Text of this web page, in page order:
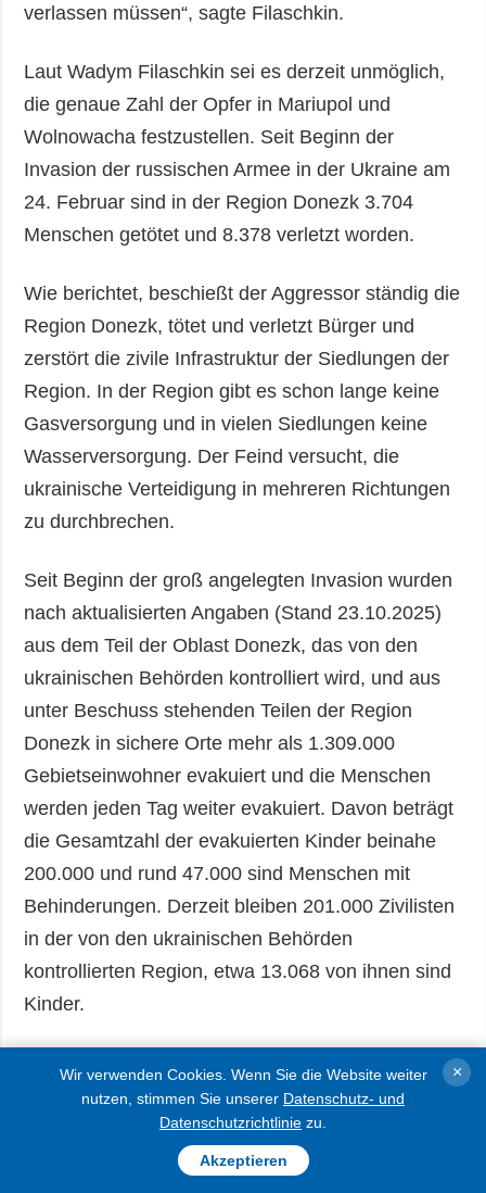
verlassen müssen“, sagte Filaschkin.
Laut Wadym Filaschkin sei es derzeit unmöglich,
die genaue Zahl der Opfer in Mariupol und
Wolnowacha festzustellen. Seit Beginn der
Invasion der russischen Armee in der Ukraine am
24. Februar sind in der Region Donezk 3.704
Menschen getötet und 8.378 verletzt worden.
Wie berichtet, beschießt der Aggressor ständig die
Region Donezk, tötet und verletzt Bürger und
zerstört die zivile Infrastruktur der Siedlungen der
Region. In der Region gibt es schon lange keine
Gasversorgung und in vielen Siedlungen keine
Wasserversorgung. Der Feind versucht, die
ukrainische Verteidigung in mehreren Richtungen
zu durchbrechen.
Seit Beginn der groß angelegten Invasion wurden
nach aktualisierten Angaben (Stand 23.10.2025)
aus dem Teil der Oblast Donezk, das von den
ukrainischen Behörden kontrolliert wird, und aus
unter Beschuss stehenden Teilen der Region
Donezk in sichere Orte mehr als 1.309.000
Gebietseinwohner evakuiert und die Menschen
werden jeden Tag weiter evakuiert. Davon beträgt
die Gesamtzahl der evakuierten Kinder beinahe
200.000 und rund 47.000 sind Menschen mit
Behinderungen. Derzeit bleiben 201.000 Zivilisten
in der von den ukrainischen Behörden
kontrollierten Region, etwa 13.068 von ihnen sind
Kinder.
Zivilisten in der Zone aktiver Kampfhandlungen,
und keine Kinder mehr.
Wir verwenden Cookies. Wenn Sie die Website weiter
nutzen, stimmen Sie unserer Datenschutz- und
Datenschutzrichtlinie zu.
Akzeptieren
×